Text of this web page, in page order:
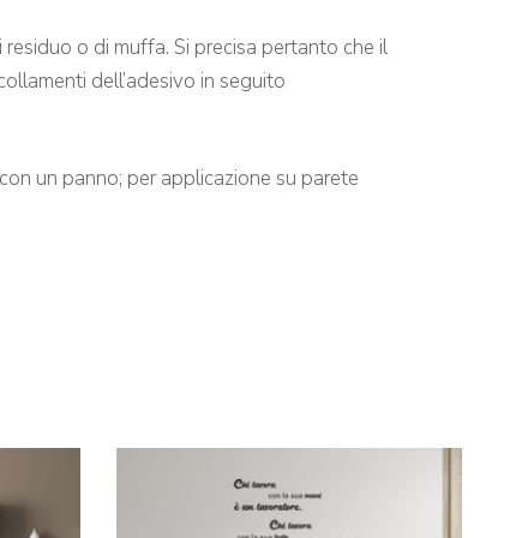
o di muffa. Si precisa pertanto che il
dell’adesivo in seguito
un panno; per applicazione su parete